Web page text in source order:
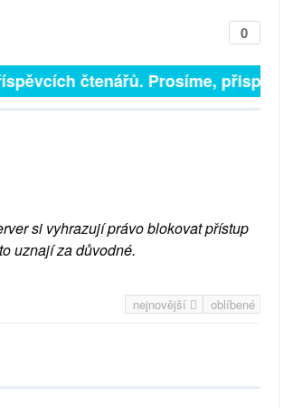
0
čtenářů. Prosíme, přispějte. ➥
si vyhrazují právo blokovat přístup
uznají za důvodné.
nejnovější oblíbené